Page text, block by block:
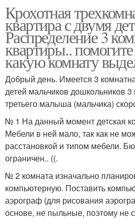
Крохотная
квартира с двумя
Распределение 3
квартиры..
какую комнату
Добрый день. Имеется 3
детей мальчиков дошкольников
третьего малыша (мальчика)
№ 1 На данный момент детская
Мебели в ней мало, так как не
расстановкой и типом мебели.
ограничен.. ((.
№ 2 комната изначально
компьютерную. Поставить
аэрограф (для рисования
основе, не пыльные, поэтому не